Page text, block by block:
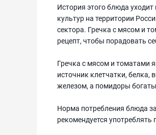
История этого блюда
культур на территории
сектора. Гречка с мясом и
рецепт, чтобы порадовать
Гречка с мясом и томатами
источник клетчатки,
железом, а помидоры
Норма потребления блюда
рекомендуется